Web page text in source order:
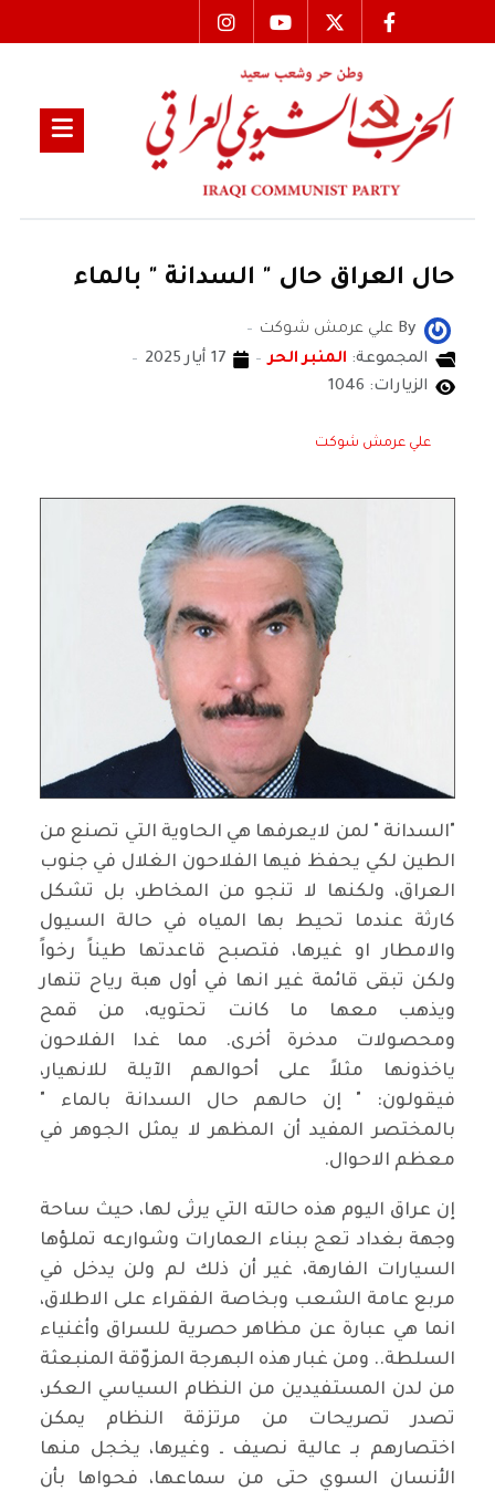
حال العراق حال " السدانة " بالماء
By علي عرمش شوكت
المجموعة: المنبر الحر
17 أيار 2025
الزيارات: 1046
علي عرمش شوكت
"السدانة " لمن لايعرفها هي الحاوية التي تصنع من
الطين لكي يحفظ فيها الفلاحون الغلال في جنوب
العراق، ولكنها لا تنجو من المخاطر، بل تشكل
كارثة عندما تحيط بها المياه في حالة السيول
والامطار او غيرها، فتصبح قاعدتها طيناً رخواً
ولكن تبقى قائمة غير انها في أول هبة رياح تنهار
ويذهب معها ما كانت تحتويه، من قمح
ومحصولات مدخرة أخرى. مما غدا الفلاحون
ياخذونها مثلاً على أحوالهم الآيلة للانهيار،
فيقولون: " إن حالهم حال السدانة بالماء "
بالمختصر المفيد أن المظهر لا يمثل الجوهر في
معظم الاحوال.
إن عراق اليوم هذه حالته التي يرثى لها، حيث ساحة
وجهة بغداد تعج ببناء العمارات وشوارعه تملؤها
السيارات الفارهة، غير أن ذلك لم ولن يدخل في
مربع عامة الشعب وبخاصة الفقراء على الاطلاق،
انما هي عبارة عن مظاهر حصرية للسراق وأغنياء
السلطة.. ومن غبار هذه البهرجة المزوّقة المنبعثة
من لدن المستفيدين من النظام السياسي العكر،
تصدر تصريحات من مرتزقة النظام يمكن
اختصارهم بـ عالية نصيف ـ وغيرها، يخجل منها
الأنسان السوي حتى من سماعها، فحواها بأن